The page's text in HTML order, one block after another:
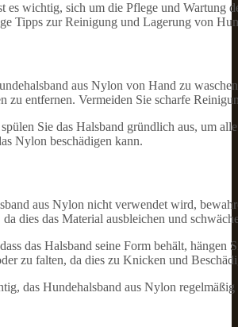
es wichtig, sich um die Pflege und Wartung
Tipps zur Reinigung und Lagerung von
aus Nylon von Hand zu
zu entfernen. Vermeiden Sie scharfe
Sie das Halsband gründlich aus, um
Nylon beschädigen kann.
aus Nylon nicht verwendet wird,
da dies das Material ausbleichen und
das Halsband seine Form behält, hängen
zu falten, da dies zu Knicken und
das Hundehalsband aus Nylon